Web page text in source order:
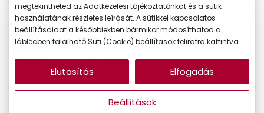
-50%
Korábbi ár: 22.990 Ft
11.495 Ft
megtekintheted az Adatkezelési tájékoztatónkat és a sütik
használatának részletes leírását. A sütikkel kapcsolatos
beállításaidat a későbbiekben bármikor módosíthatod a
láblécben található Süti (Cookie) beállítások feliratra kattintva.
Beállítások
Elutasítás Elfogadás